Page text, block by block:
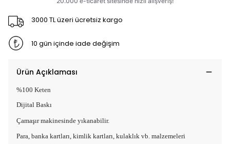
3000 TL üzeri ücretsiz kargo
10 gün içinde iade değişim
Ürün Açıklaması
%100 Keten
Dijital Baskı
Çamaşır makinesinde yıkanabilir.
Para, banka kartları, kimlik kartları, kulaklık vb. malzemeleri